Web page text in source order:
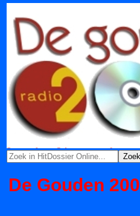
De Gouden 200